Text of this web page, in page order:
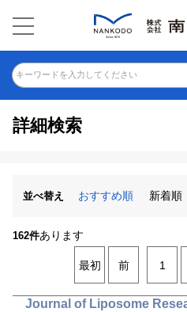
キーワードを入力してください
詳細検索
並べ替え おすすめ順 新着順
162件あります
最初 前 1
Journal of Liposome